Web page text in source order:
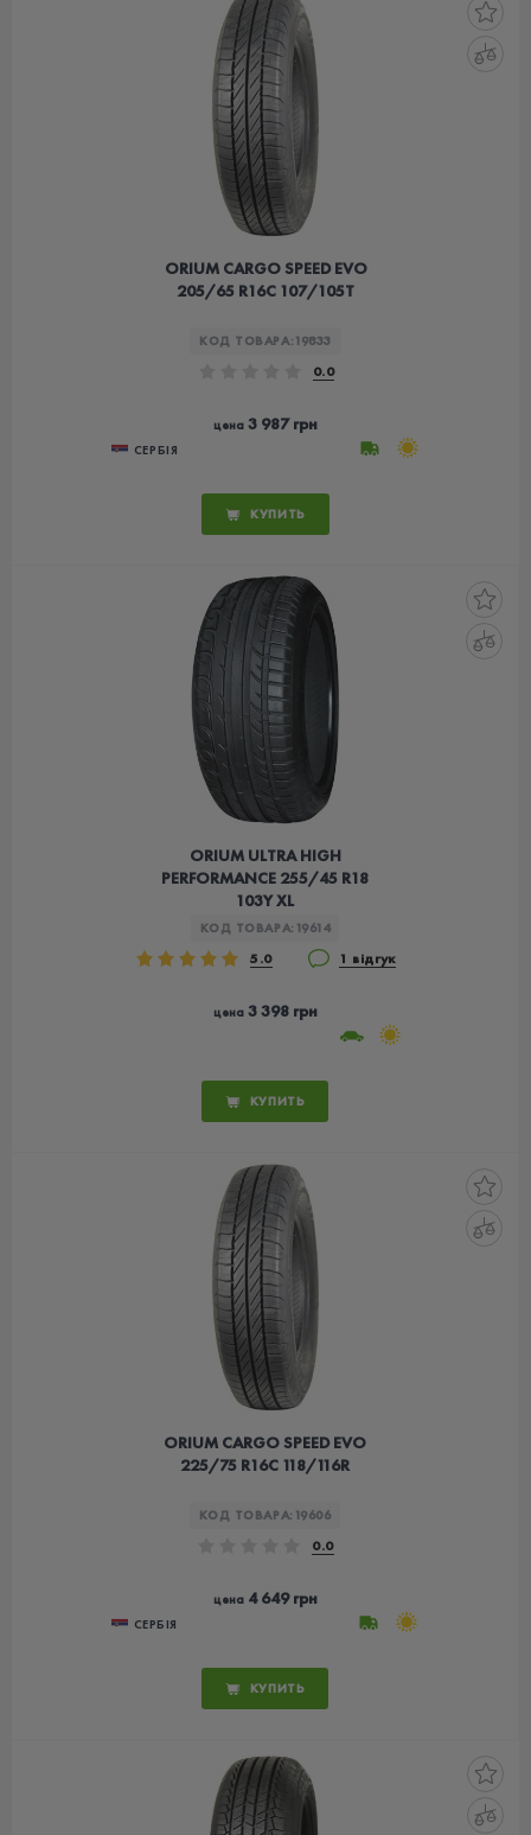
ORIUM CARGO SPEED EVO
205/65 R16C 107/105T
КОД ТОВАРА: 19833
0.0
цена 3 987 грн
СЕРБІЯ
КУПИТЬ
ORIUM ULTRA HIGH
PERFORMANCE 255/45 R18
103Y XL
КОД ТОВАРА: 19614
5.0 1 відгук
цена3 398 грн
КУПИТЬ
ORIUM CARGO SPEED EVO
225/75 R16C 118/116R
КОД ТОВАРА: 19606
0.0
цена4 649 грн
СЕРБІЯ
КУПИТЬ